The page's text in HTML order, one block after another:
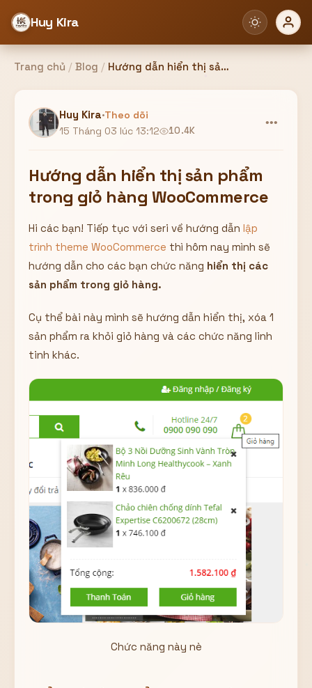
Huy Kira
ZALO ADMIN
0358949680
Đăng nhập
Hoặc
Email/Tên đăng nhập
Hiển thị
Nhớ tài khoản
Đăng nhập
Bạn không có tài khoản?
Trang chủ / Blog / Hướng dẫn hiển thị sản phẩm trong giỏ hàng WooCommerce
Huy Kira·Theo dõi
15 Tháng 03 lúc 13:12
10.4K
•••
Hướng dẫn hiển thị sản phẩm
trong giỏ hàng WooCommerce
Hi các bạn! Tiếp tục với seri về hướng dẫn lập
trình theme WooCommerce thì hôm nay mình sẽ
hướng dẫn cho các bạn chức năng hiển thị các
sản phẩm trong giỏ hàng.
Cụ thể bài này mình sẽ hướng dẫn hiển thị, xóa 1
sản phẩm ra khỏi giỏ hàng và các chức năng linh
tinh khác.
Chức năng này nè